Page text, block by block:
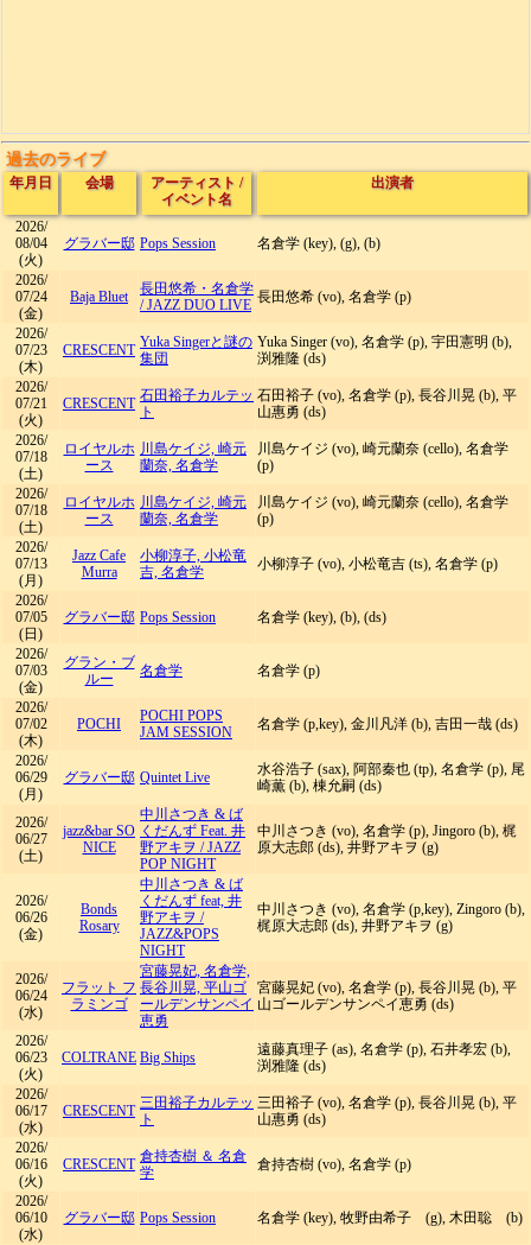
過去のライブ
年月日 会場 アーティスト /
イベント名
出演者
2026/
08/04
(火)
グラバー邸 Pops Session 名倉学 (key), (g), (b)
2026/
07/24
(金)
Baja Bluet
長田悠希・名倉学
/JAZZ DUO LIVE 長田悠希 (vo), 名倉学 (p)
2026/
07/23
(木)
CRESCENT Yuka Singerと謎の
集団
Yuka Singer (vo), 名倉学 (p), 宇田憲明 (b),
渕雅隆 (ds)
2026/
07/21
(火)
CRESCENT 石田裕子カルテッ
ト
石田裕子 (vo), 名倉学 (p), 長谷川晃 (b), 平
山惠勇 (ds)
2026/
07/18
(土)
ロイヤルホ
ース
川島ケイジ, 崎元
蘭奈, 名倉学
川島ケイジ (vo), 崎元蘭奈 (cello), 名倉学
(p)
2026/
07/18
(土)
ロイヤルホ
ース
川島ケイジ, 崎元
蘭奈, 名倉学
川島ケイジ (vo), 崎元蘭奈 (cello), 名倉学
(p)
2026/
07/13
(月)
Jazz Cafe
Murra
小柳淳子, 小松竜
吉, 名倉学
小柳淳子 (vo), 小松竜吉 (ts), 名倉学 (p)
2026/
07/05
(日)
グラバー邸 Pops Session 名倉学 (key), (b), (ds)
2026/
07/03
(金)
グラン・ブ
ルー
名倉学 名倉学 (p)
2026/
07/02
(木)
POCHI
POCHI POPS
JAM SESSION
名倉学 (p,key), 金川凡洋 (b), 吉田一哉 (ds)
2026/
06/29
(月)
グラバー邸 Quintet Live
水谷浩子 (sax), 阿部秦也 (tp), 名倉学 (p), 尾
崎薫 (b), 棟允嗣 (ds)
2026/
06/27
(土)
jazz&bar SO
NICE
中川さつき & ば
くだんず Feat. 井
野アキヲ /JAZZ
POP NIGHT
中川さつき (vo), 名倉学 (p), Jingoro (b), 梶
原大志郎 (ds), 井野アキヲ (g)
2026/
06/26
(金)
Bonds
Rosary
中川さつき & ば
くだんず feat, 井
野アキヲ /
JAZZ&POPS
NIGHT
中川さつき (vo), 名倉学 (p,key), Zingoro (b),
梶原大志郎 (ds), 井野アキヲ (g)
2026/
06/24
(水)
フラット フ
ラミンゴ
宮藤晃妃, 名倉学,
長谷川晃, 平山ゴ
ールデンサンペイ
恵勇
宮藤晃妃 (vo), 名倉学 (p), 長谷川晃 (b), 平
山ゴールデンサンペイ恵勇 (ds)
2026/
06/23
(火)
COLTRANE Big Ships
遠藤真理子 (as), 名倉学 (p), 石井孝宏 (b),
渕雅隆 (ds)
2026/
06/17
(水)
CRESCENT 三田裕子カルテッ
ト
三田裕子 (vo), 名倉学 (p), 長谷川晃 (b), 平
山惠勇 (ds)
2026/
06/16
(火)
CRESCENT 倉持杏樹 ＆ 名倉
学
倉持杏樹 (vo), 名倉学 (p)
2026/
06/10
(水)
グラバー邸 Pops Session 名倉学 (key), 牧野由希子 (g), 木田聡 (b)